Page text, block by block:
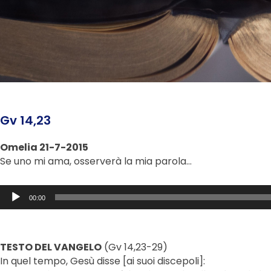
Gv 14,23
Omelia 21-7-2015
Se uno mi ama, osserverà la mia parola…
Audio
Player
00:00
TESTO DEL VANGELO (Gv 14,23-29)
In quel tempo, Gesù disse [ai suoi discepoli]: